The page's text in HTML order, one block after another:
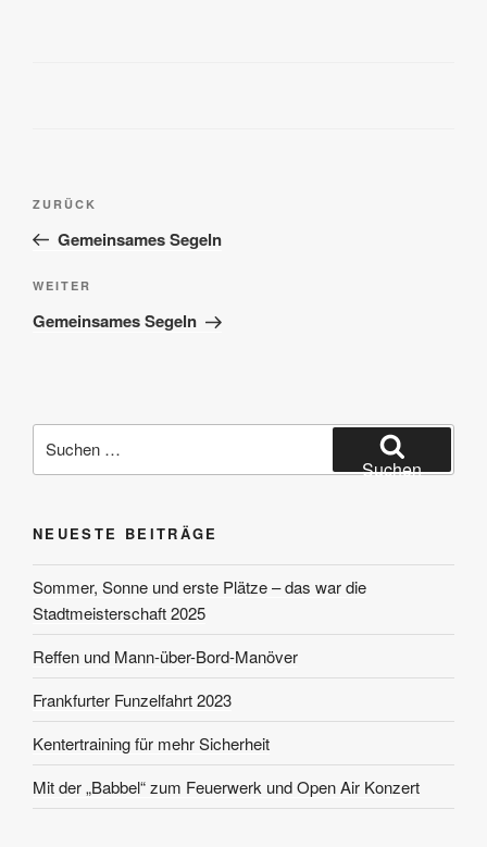
Beitragsnavigation
Vorheriger
Beitrag
ZURÜCK
Gemeinsames Segeln
Nächster
Beitrag
WEITER
Gemeinsames Segeln
nach:
Suchen
NEUESTE BEITRÄGE
Sommer, Sonne und erste Plätze – das war die
Stadtmeisterschaft 2025
Reffen und Mann-über-Bord-Manöver
Frankfurter Funzelfahrt 2023
Kentertraining für mehr Sicherheit
Mit der „Babbel“ zum Feuerwerk und Open Air Konzert